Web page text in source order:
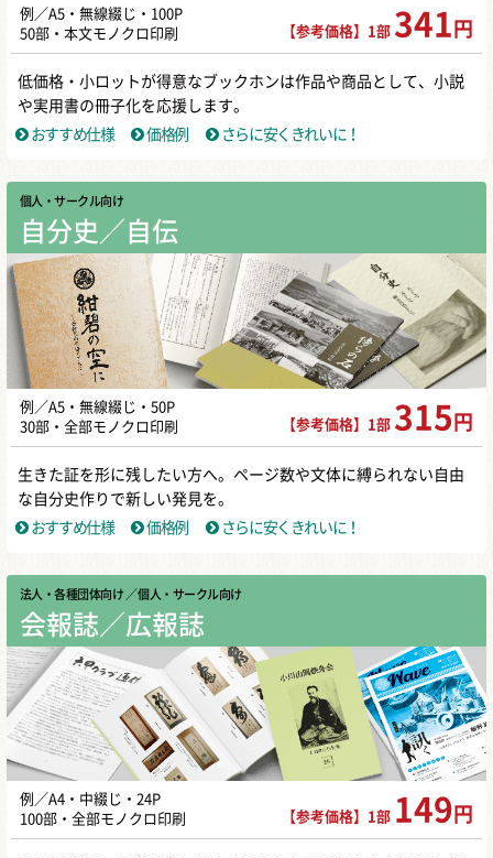
例／A5・無線綴じ・100P
50部・本文モノクロ印刷
【参考価格】1部 341 円
低価格・小ロットが得意なブックホンは作品や商品として、小説
や実用書の冊子化を応援します。
おすすめ仕様
価格例 さらに安くきれいに！
個人・サークル向け
自分史／自伝
例／A5・無線綴じ・50P
30部・全部モノクロ印刷
【参考価格】1部 315 円
生きた証を形に残したい方へ。ページ数や文体に縛られない自由
な自分史作りで新しい発見を。
おすすめ仕様
価格例 さらに安くきれいに！
法人・各種団体向け ／ 個人・サークル向け
会報誌／広報誌
例／A4・中綴じ・24P
100部・全部モノクロ印刷
【参考価格】1部 149 円